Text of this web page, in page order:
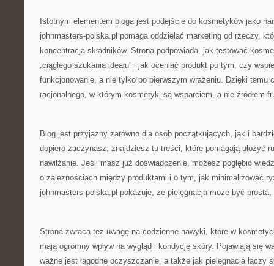
Istotnym elementem bloga jest podejście do kosmetyków jako
johnmasters-polska.pl pomaga oddzielać marketing od rzeczy,
koncentracja składników. Strona podpowiada, jak testować
„ciągłego szukania ideału” i jak oceniać produkt po tym, czy
funkcjonowanie, a nie tylko po pierwszym wrażeniu. Dzięki temu
racjonalnego, w którym kosmetyki są wsparciem, a nie źródłem
Blog jest przyjazny zarówno dla osób początkujących, jak i
dopiero zaczynasz, znajdziesz tu treści, które pomagają ułożyć
nawilżanie. Jeśli masz już doświadczenie, możesz pogłębić
o zależnościach między produktami i o tym, jak minimalizować
johnmasters-polska.pl pokazuje, że pielęgnacja może być
Strona zwraca też uwagę na codzienne nawyki, które w
mają ogromny wpływ na wygląd i kondycję skóry. Pojawiają się
ważne jest łagodne oczyszczanie, a także jak pielęgnacja łączy